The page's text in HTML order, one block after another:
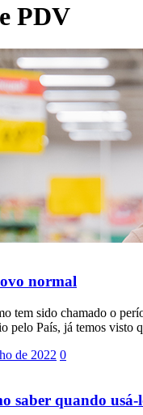
PDV
normal
tem sido chamado o
pelo País, já temos
de 2022 0
saber quando usá-